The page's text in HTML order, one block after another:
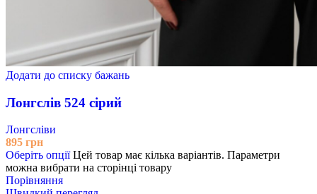
Додати до списку бажань
Лонгслів 524 сірий
Лонгсліви
895 грн
Оберіть опції Цей товар має кілька варіантів. Параметри
можна вибрати на сторінці товару
Порівняння